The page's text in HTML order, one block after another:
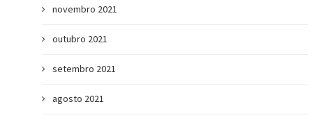
novembro 2021
outubro 2021
setembro 2021
agosto 2021